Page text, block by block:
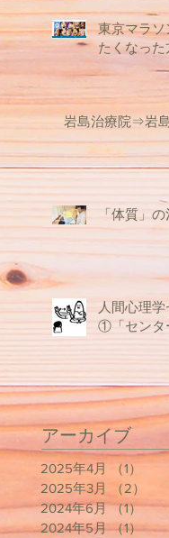
東京マラ
たくなった
岩島治療院⇒岩
「体質」
人間心理
①「センタ
アーカイブ
2025年4月 （1）
2025年3月
（2）
2024年6月 （1）1件
2024年5月 （1）1件